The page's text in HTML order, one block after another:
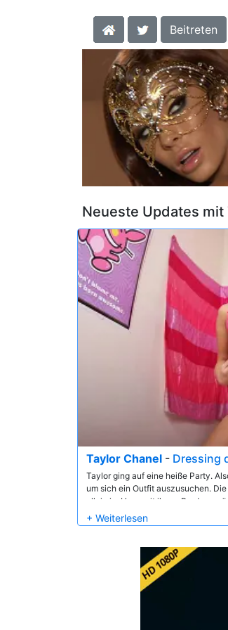
Beitreten
Neueste Updates mit
Taylor Chanel - Dressing
Taylor ging auf eine heiße Party.
um sich ein Outfit auszusuchen.
allein im Haus mit ihrem Bruder
Bruder und als er kam in den Raum
verschwenden keine Zeit. Das